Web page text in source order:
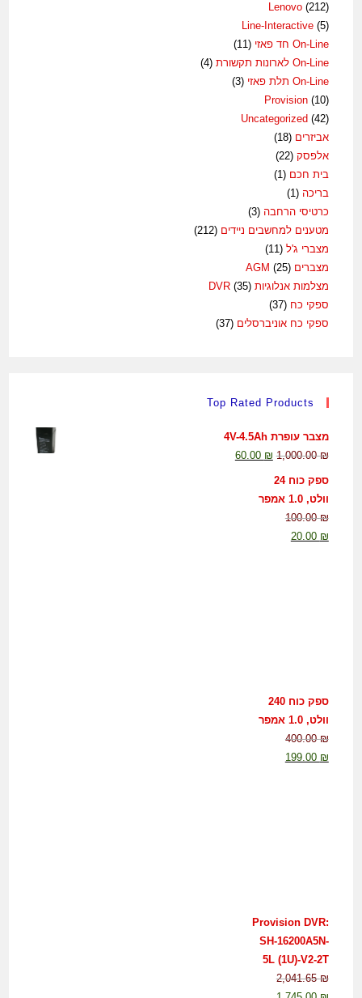
Lenovo (212)
Line-Interactive (5)
On-Line חד פאזי
(11)
On-Line לארונות תקשורת
(4)
On-Line תלת פאזי
(3)
Provision (10)
Uncategorized (42)
אביזרים (18)
אלפסק (22)
בית חכם (1)
בריכה (1)
כרטיסי הרחבה (3)
מטענים למחשבים ניידים (212)
מצברי ג'ל (11)
מצברים AGM(25)
מצלמות אנלוגיות DVR(35)
ספקי כח (37)
ספקי כח אוניברסלים (37)
Top Rated Products
מצבר עופרת 4V-4.5Ah
1,000.00₪
60.00 ₪
ספק כוח 24
וולט, 1.0 אמפר
100.00₪
20.00 ₪
ספק כוח 240
וולט, 1.0 אמפר
400.00₪
199.00 ₪
Provision DVR:
SH-16200A5N-
5L (1U)-V2-2T
2,041.65₪